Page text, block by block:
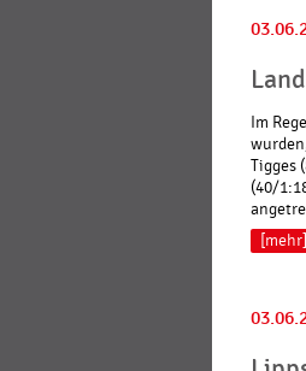
Im
Tigges
(40/
[mehr]